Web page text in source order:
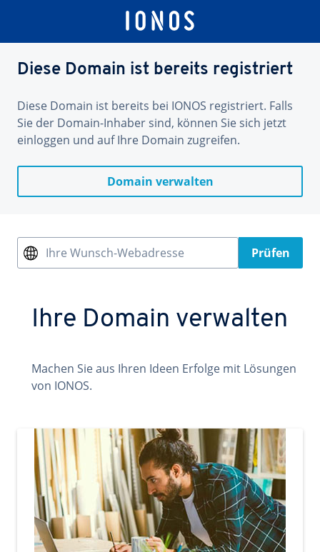
Diese Domain ist bereits registriert
Diese Domain ist bereits bei IONOS registriert. Falls
Sie der Domain-Inhaber sind, können Sie sich jetzt
einloggen und auf Ihre Domain zugreifen.
Domain verwalten
Ihre Wunsch-Webadresse Prüfen
Ihre Domain verwalten
Machen Sie aus Ihren Ideen Erfolge mit Lösungen
von IONOS.